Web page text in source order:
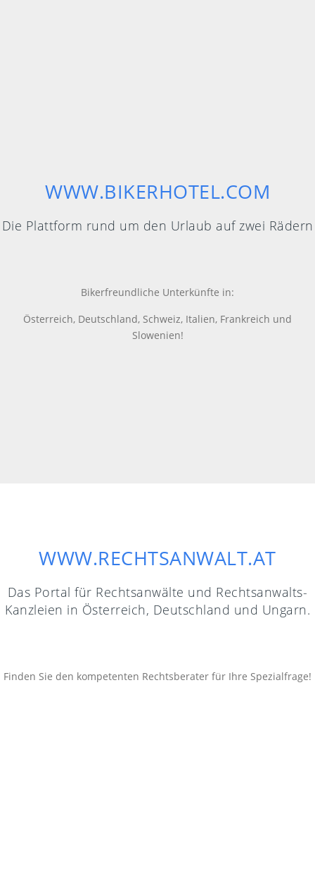
WWW.BIKERHOTEL.COM
Die Plattform rund um den Urlaub auf zwei Rädern
Bikerfreundliche Unterkünfte in:
Österreich, Deutschland, Schweiz, Italien, Frankreich und
Slowenien!
WWW.RECHTSANWALT.AT
Das Portal für Rechtsanwälte und Rechtsanwalts-
Kanzleien in Österreich, Deutschland und Ungarn.
Finden Sie den kompetenten Rechtsberater für Ihre Spezialfrage!